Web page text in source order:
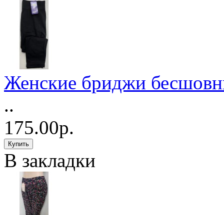
Женские бриджи
..
175.00р.
В закладки